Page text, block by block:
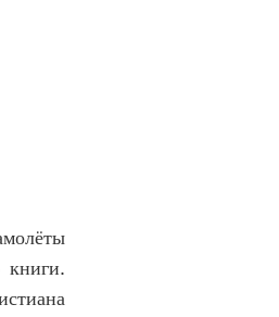
книги.